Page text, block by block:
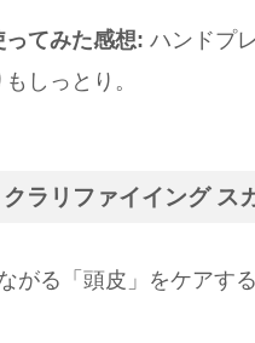
ってみた感想: ハンドプ
もしっとり。
ラリファイイング ス
がる「頭皮」をケアす